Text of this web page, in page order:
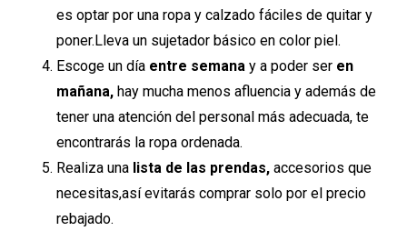
es optar por una ropa y calzado fáciles de quitar y
poner.Lleva un sujetador básico en color piel.
Escoge un día entre semana y a poder ser en
mañana, hay mucha menos afluencia y además de
tener una atención del personal más adecuada, te
encontrarás la ropa ordenada.
Realiza una lista de las prendas, accesorios que
necesitas,así evitarás comprar solo por el precio
rebajado.